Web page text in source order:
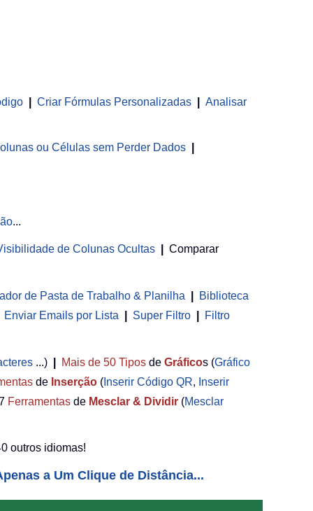
Criar Fórmulas Personalizadas Analisar
ou Células sem Perder Dados
...
de Colunas Ocultas Comparar
de Pasta de Trabalho & Planilha
Biblioteca
Enviar Emails por Lista
Super Filtro Filtro
...) Mais de 50 Tipos de Gráficos (Gráfico
de Inserção ( Inserir Código QR, Inserir
Ferramentas de Mesclar & Dividir (Mesclar
outros idiomas!
a Um Clique de Distância...